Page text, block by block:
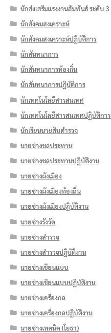
นักส่งเสริมแรงงานสัมพันธ์ ระดับ 3
นักสังคมสงเคราะห์
นักสังคมสงเคราะห์ปฏิบัติการ
นักสันทนาการ
นักสันทนาการท้องถิ่น
นักสันทนาการปฏิบัติการ
นักเทคโนโลยีสารสนเทศ
นักเทคโนโลยีสารสนเทศปฏิบัติการ
นักเรียนนายสิบตำรวจ
นายช่างชลประทาน
นายช่างชลประทานปฏิบัติงาน
นายช่างผังเมือง
นายช่างผังเมืองท้องถิ่น
นายช่างผังเมืองปฏิบัติงาน
นายช่างรังวัด
นายช่างสำรวจ
นายช่างสำรวจปฏิบัติงาน
นายช่างเขียนแบบ
นายช่างเขียนแบบปฏิบัติงาน
นายช่างเครื่องกล
นายช่างเครื่องกลปฏิบัติงาน
นายช่างเทคนิค (โยธา)